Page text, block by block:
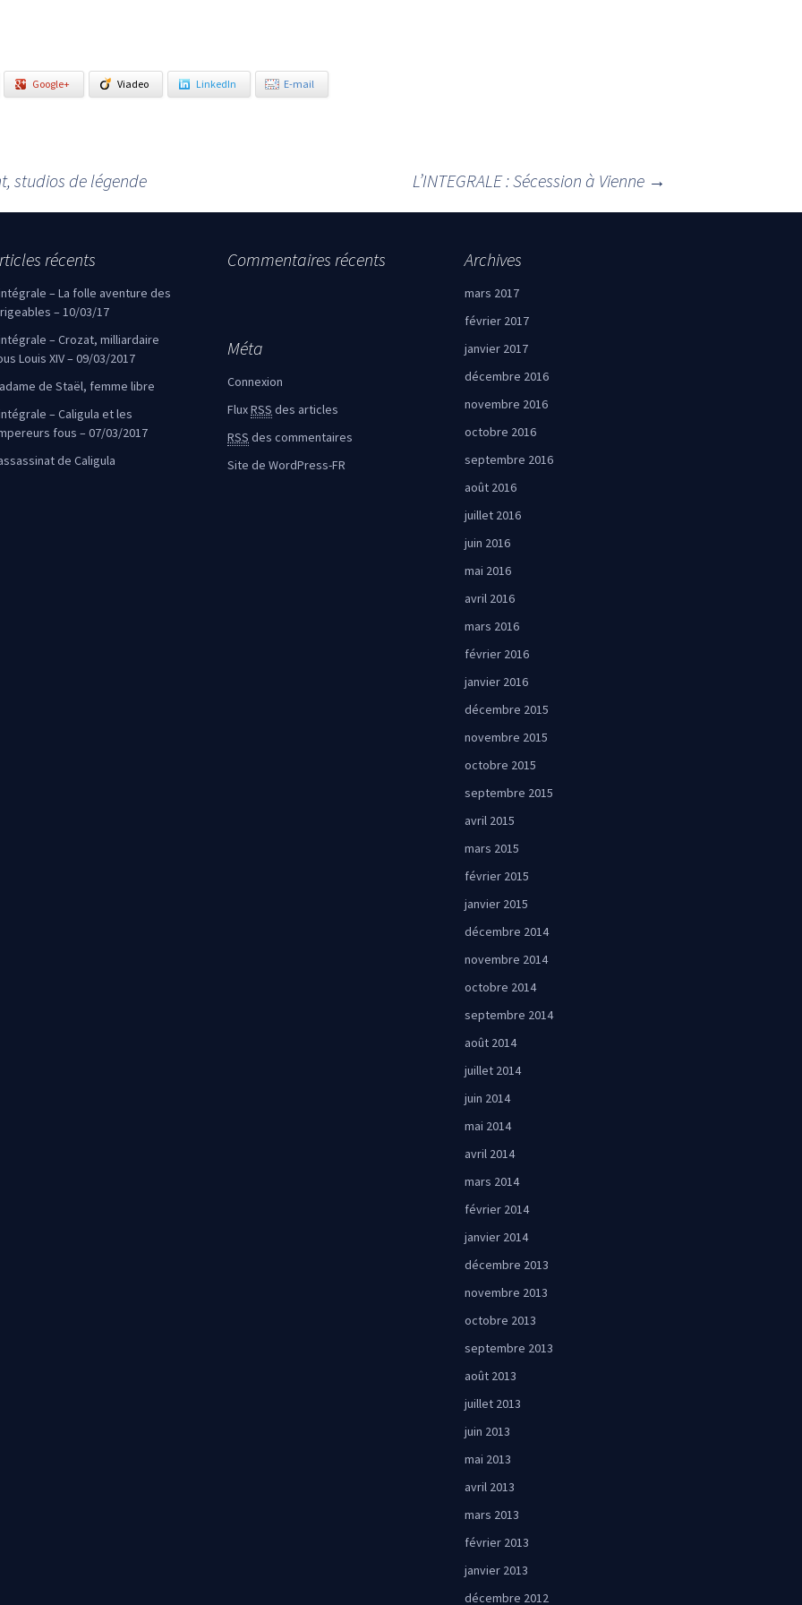
Google+ Viadeo LinkedIn E-mail
studios de légende L’INTEGRALE : Sécession à Vienne →
récents
– La folle aventure des
– 10/03/17
– Crozat, milliardaire
Louis XIV – 09/03/2017
de Staël, femme libre
– Caligula et les
fous – 07/03/2017
de Caligula
Commentaires récents Archives
mars 2017
février 2017
janvier 2017
décembre 2016
novembre 2016
octobre 2016
septembre 2016
août 2016
juillet 2016
juin 2016
mai 2016
avril 2016
mars 2016
février 2016
janvier 2016
décembre 2015
novembre 2015
octobre 2015
septembre 2015
avril 2015
mars 2015
février 2015
janvier 2015
décembre 2014
novembre 2014
octobre 2014
septembre 2014
août 2014
juillet 2014
juin 2014
mai 2014
avril 2014
mars 2014
février 2014
janvier 2014
décembre 2013
novembre 2013
octobre 2013
septembre 2013
août 2013
juillet 2013
juin 2013
mai 2013
avril 2013
mars 2013
février 2013
janvier 2013
décembre 2012
Méta
Connexion
FluxRSS des articles
RSS des commentaires
Site de WordPress-FR